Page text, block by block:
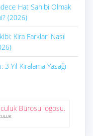
Hat Sahibi Olmak
(2026)
Kira Farkları Nasıl
Yıl Kiralama Yasağı